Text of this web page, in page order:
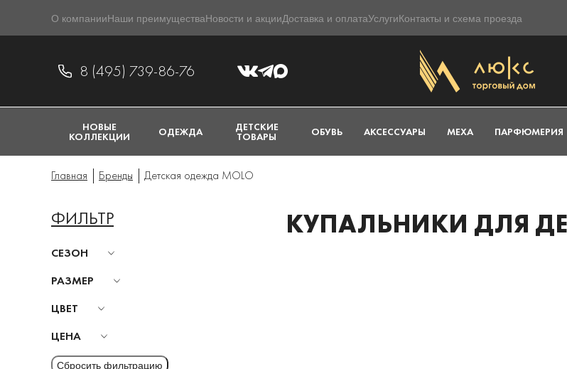
О компанииНаши преимуществаНовости и акцииДоставка и оплатаУслугиКонтакты и схема проезда
8 (495) 739-86-76
НОВЫЕ
КОЛЛЕКЦИИ ОДЕЖДА ДЕТСКИЕ
ТОВАРЫ ОБУВЬ АКСЕССУАРЫ МЕХА ПАРФЮМЕРИЯ
Главная Бренды Детская одежда MOLO
ФИЛЬТР
СЕЗОН
РАЗМЕР
ЦВЕТ
ЦЕНА
КУПАЛЬНИКИ ДЛЯ